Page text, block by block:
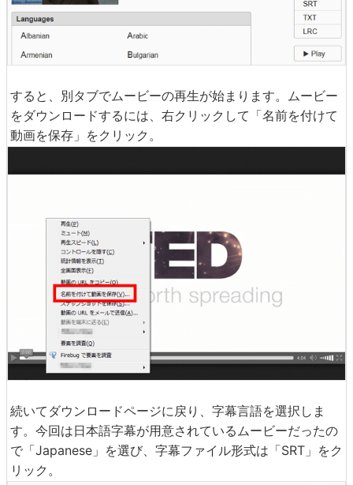
すると、別タブでムービーの再生が始まります。ムービー
をダウンロードするには、右クリックして「名前を付けて
動画を保存」をクリック。
続いてダウンロードページに戻り、字幕言語を選択しま
す。今回は日本語字幕が用意されているムービーだったの
で「Japanese」を選び、字幕ファイル形式は「SRT」をク
リック。